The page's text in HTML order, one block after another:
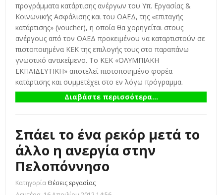
προγράμματα κατάρτισης ανέργων του Υπ. Εργασίας &
Κοινωνικής Ασφάλισης και του ΟΑΕΔ, της «επιταγής
κατάρτισης» (voucher), η οποία θα χορηγείται στους
ανέργους από τον ΟΑΕΔ προκειμένου να καταρτιστούν σε
πιστοποιημένα ΚΕΚ της επιλογής τους στο παραπάνω
γνωστικό αντικείμενο. Το ΚΕΚ «ΟΛΥΜΠΙΑΚΗ
ΕΚΠΑΙΔΕΥΤΙΚΗ» αποτελεί πιστοποιημένο φορέα
κατάρτισης και συμμετέχει στο εν λόγω πρόγραμμα.
Διαβάστε περισσότερα...
Σπάει το ένα ρεκόρ μετά το
άλλο η ανεργία στην
Πελοπόννησο
Κατηγορία Θέσεις εργασίας